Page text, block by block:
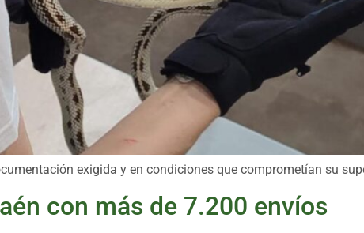
exigida y en condiciones que comprometían su
con más de 7.200 envíos